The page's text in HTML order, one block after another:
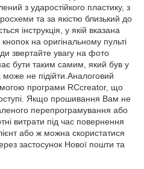
з ударостійкого пластику, з
та за якістю близький до
інструкція, у якій вказана
на оригінальному пульті
звертайте увагу на фото
бути таким самим, який був у
не підійти.Аналоговий
програми RCcreator, що
Якщо прошивання Вам не
перепрограмування або
витрати під час повернення
або ж можна скористатися
застосунок Нової пошти та